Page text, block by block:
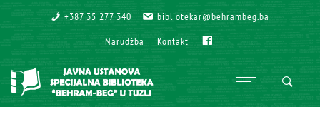
+387 35 277 340
+387 35 277 340 bibliotekar@behrambeg.ba
bibliotekar@behrambeg.ba
Narudžba
Narudžba Kontakt
Kontakt